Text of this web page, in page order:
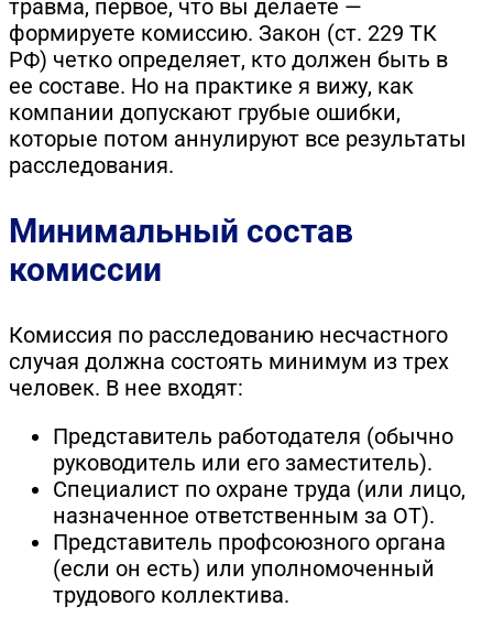
травма, первое, что вы делаете —
формируете комиссию. Закон (ст. 229 ТК
РФ) четко определяет, кто должен быть в
ее составе. Но на практике я вижу, как
компании допускают грубые ошибки,
которые потом аннулируют все результаты
расследования.
Минимальный состав
комиссии
Комиссия по расследованию несчастного
случая должна состоять минимум из трех
человек. В нее входят:
Представитель работодателя (обычно
руководитель или его заместитель).
Специалист по охране труда (или лицо,
назначенное ответственным за ОТ).
Представитель профсоюзного органа
(если он есть) или уполномоченный
трудового коллектива.